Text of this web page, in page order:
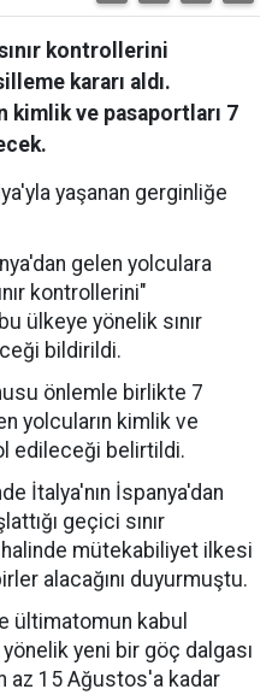
kontrollerini
kararı aldı.
kimlik ve pasaportları 7
yaşanan gerginliğe
gelen yolculara
kontrollerini"
ülkeye yönelik sınır
bildirildi.
önlemle birlikte 7
yolcuların kimlik ve
edileceği belirtildi.
İtalya'nın İspanya'dan
geçici sınır
mütekabiliyet ilkesi
alacağını duyurmuştu.
ültimatomun kabul
yeni bir göç dalgası
az 15 Ağustos'a kadar